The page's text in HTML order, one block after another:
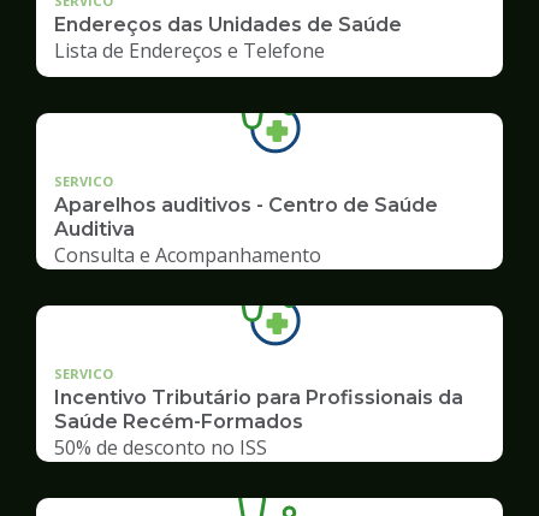
Endereços das Unidades de Saúde
Lista de Endereços e Telefone
SERVICO
Aparelhos auditivos - Centro de Saúde
Auditiva
Consulta e Acompanhamento
SERVICO
Incentivo Tributário para Profissionais da
Saúde Recém-Formados
50% de desconto no ISS